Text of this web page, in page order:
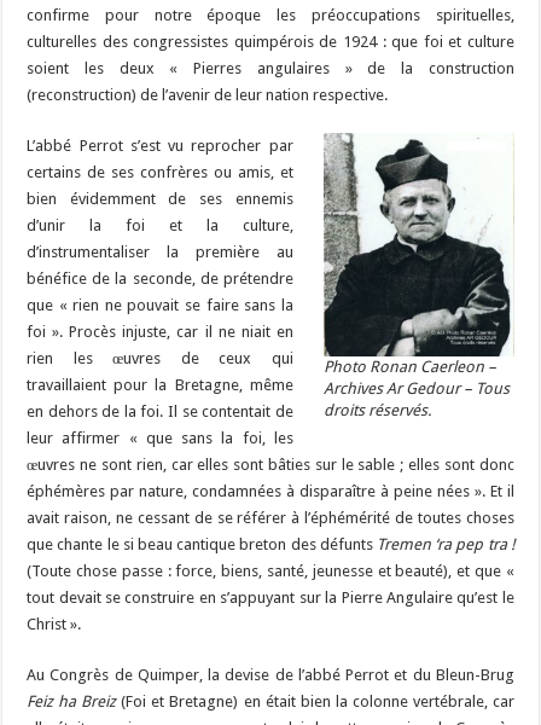
confirme pour notre époque les préoccupations spirituelles,
culturelles des congressistes quimpérois de 1924 : que foi et culture
soient les deux « Pierres angulaires » de la construction
(reconstruction) de l’avenir de leur nation respective.
Photo Ronan Caerleon –
Archives Ar Gedour – Tous
droits réservés.
L’abbé Perrot s’est vu reprocher par
certains de ses confrères ou amis, et
bien évidemment de ses ennemis
d’unir la foi et la culture,
d’instrumentaliser la première au
bénéfice de la seconde, de prétendre
que « rien ne pouvait se faire sans la
foi ». Procès injuste, car il ne niait en
rien les œuvres de ceux qui
travaillaient pour la Bretagne, même
en dehors de la foi. Il se contentait de
leur affirmer « que sans la foi, les
œuvres ne sont rien, car elles sont bâties sur le sable ; elles sont donc
éphémères par nature, condamnées à disparaître à peine nées ». Et il
avait raison, ne cessant de se référer à l’éphémérité de toutes choses
que chante le si beau cantique breton des défunts Tremen ‘ra pep tra !
(Toute chose passe : force, biens, santé, jeunesse et beauté), et que «
tout devait se construire en s’appuyant sur la Pierre Angulaire qu’est le
Christ ».
Au Congrès de Quimper, la devise de l’abbé Perrot et du Bleun-Brug
Feiz ha Breiz(Foi et Bretagne) en était bien la colonne vertébrale, car